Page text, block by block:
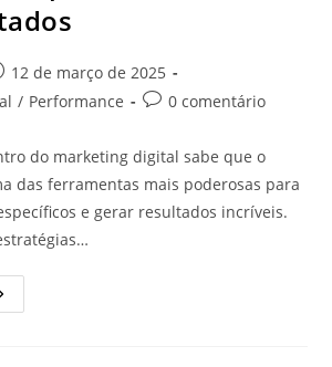
12 de março de 2025
/ Performance 0 comentário
do marketing digital sabe que o
das ferramentas mais poderosas para
e gerar resultados incríveis.